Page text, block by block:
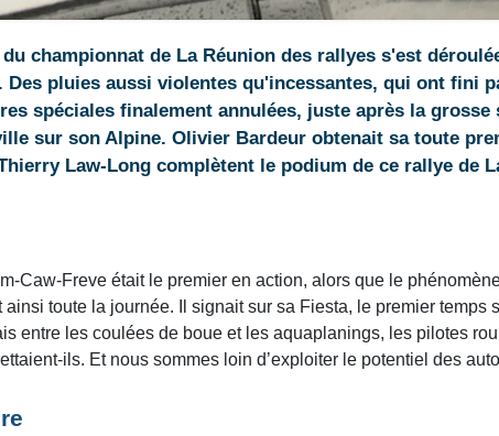
championnat de La Réunion des rallyes s'est
Des pluies aussi violentes qu'incessantes, qui ont fini
spéciales finalement annulées, juste après la grosse
sur son Alpine. Olivier Bardeur obtenait sa toute
Law-Long complètent le podium de ce rallye de
Caw-Freve était le premier en action, alors que le
ainsi toute la journée. Il signait sur sa Fiesta, le premier
entre les coulées de boue et les aquaplanings, les pilotes
ils. Et nous sommes loin d’exploiter le potentiel des